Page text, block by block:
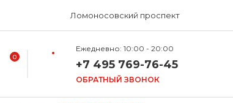
Ломоносовский проспект
0
Ежедневно: 10:00 - 20:00
+7 495 769-76-45
ОБРАТНЫЙ ЗВОНОК